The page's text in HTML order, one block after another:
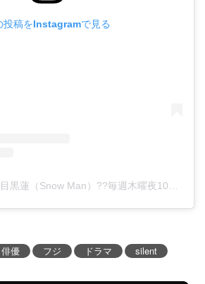
投稿をInstagramで見る
俳優 フジ ドラマ silent